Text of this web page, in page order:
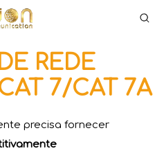
REDE
7/CAT 7A
precisa fornecer